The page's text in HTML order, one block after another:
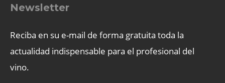
Newsletter
Reciba en su e-mail de forma gratuita toda la
actualidad indispensable para el profesional del
vino.